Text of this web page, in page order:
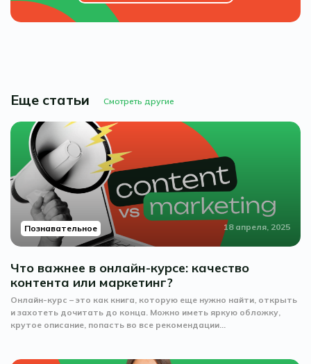
Еще статьи Смотреть другие
Познавательное 18 апреля, 2025
Что важнее в онлайн-курсе: качество
контента или маркетинг?
Онлайн-курс – это как книга, которую еще нужно найти, открыть
и захотеть дочитать до конца. Можно иметь яркую обложку,
крутое описание, попасть во все рекомендации...